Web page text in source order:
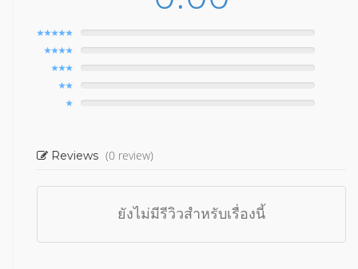
Reviews (0 review)
ยังไม่มีรีวิวสำหรับเรื่องนี้